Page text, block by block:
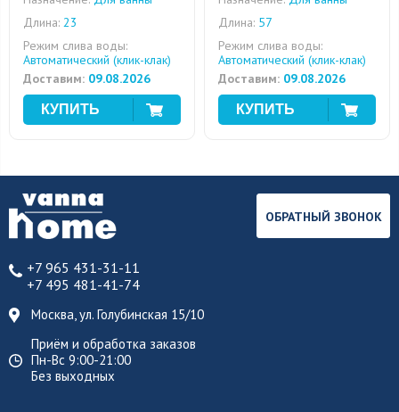
Длина: 23
Режим слива воды:
Автоматический (клик-клак)
Доставим: 09.08.2026
Длина: 57
Режим слива воды:
Автоматический (клик-клак)
Доставим: 09.08.2026
+7 965 431-31-11
+7 495 481-41-74
Москва, ул. Голубинская 15/10
Приём и обработка заказов
Пн-Вс 9:00-21:00
Без выходных
ОБРАТНЫЙ ЗВОНОК